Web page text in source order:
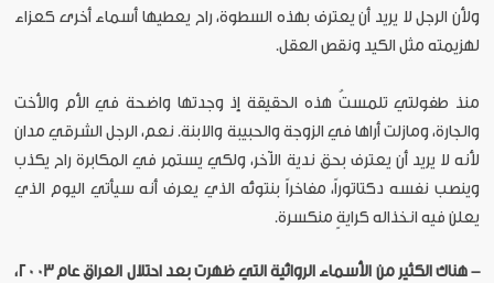
ولأن الرجل لا يريد أن يعترف بهذه السطوة، راح يعطيها أسماء أخرى كعزاء
لهزيمته مثل الكيد ونقص العقل.
منذ طفولتي تلمستُ هذه الحقيقة إذ وجدتها واضحة في الأم والأخت
والجارة، ومازلت أراها في الزوجة والحبيبة والابنة. نعم، الرجل الشرقي مدان
لأنه لا يريد أن يعترف بحق ندية الآخر، ولكي يستمر في المكابرة راح يكذب
وينصب نفسه دكتاتوراً، مفاخراً بنتوئه الذي يعرف أنه سيأتي اليوم الذي
يعلن فيه انخذاله كرايةٍ منكسرة.
- هناك الكثير من الأسماء الروائية التي ظهرت بعد احتلال العراق عام 2003،